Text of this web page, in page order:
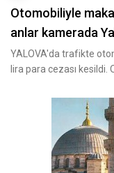
Otomobiliyle
anlar kamerada
YALOVA'da trafikte
lira para cezası kesildi.